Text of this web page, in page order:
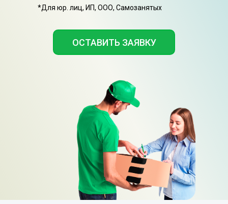
*Для юр. лиц, ИП, ООО, Самозанятых
ОСТАВИТЬ ЗАЯВКУ